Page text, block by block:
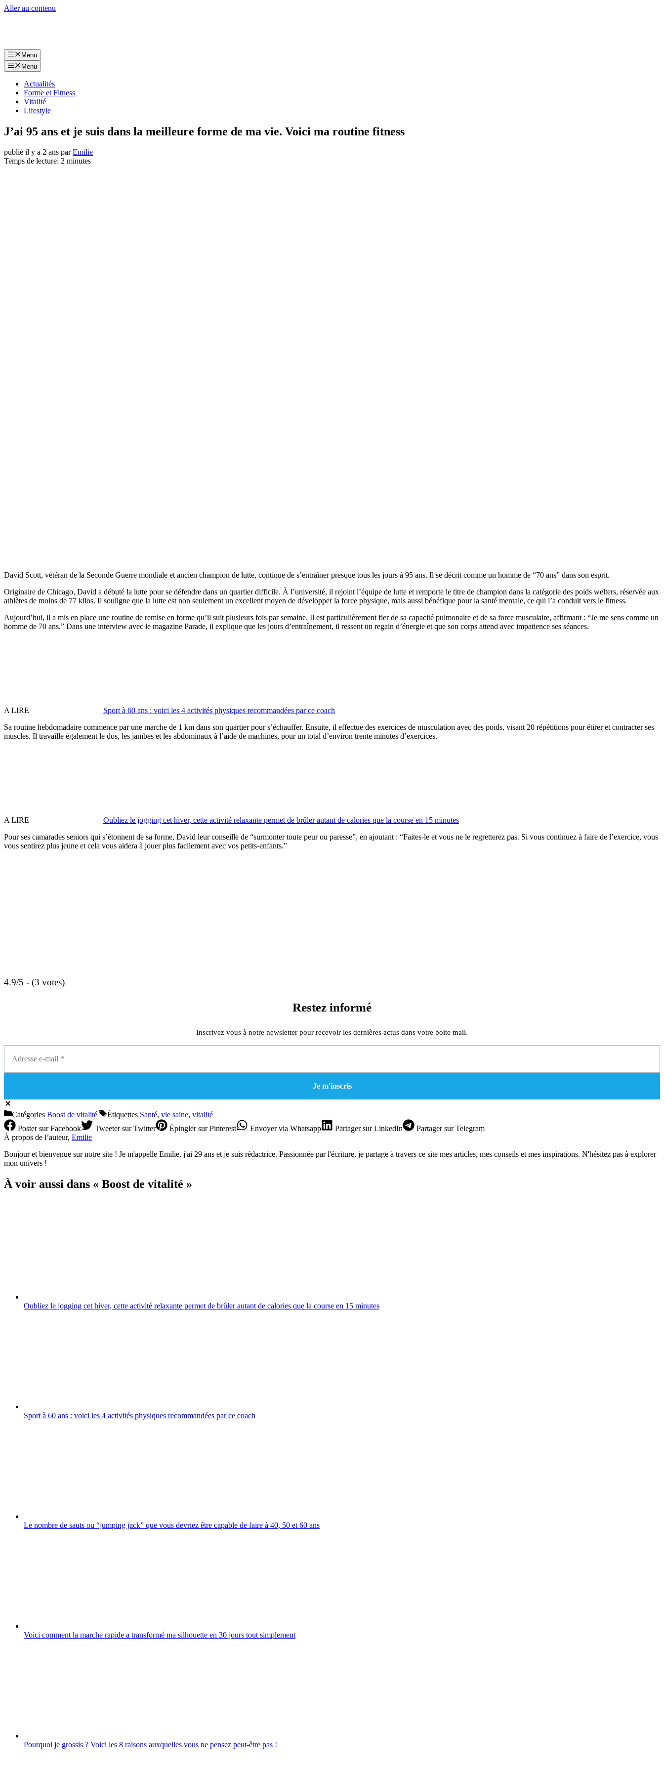
Aller au contenu
Menu
Menu
Actualités
Forme et Fitness
Vitalité
Lifestyle
J’ai 95 ans et je suis dans la meilleure forme de ma vie. Voici ma routine fitness
publié il y a 2 ans parEmilie
Temps de lecture: 2 minutes
David Scott, vétéran de la Seconde Guerre mondiale et ancien champion de lutte, continue de s’entraîner presque tous les jours à 95 ans. Il se décrit comme un homme de “70 ans” dans son esprit.
Originaire de Chicago, David a débuté la lutte pour se défendre dans un quartier difficile. À l’université, il rejoint l’équipe de lutte et remporte le titre de champion dans la catégorie des poids welters, réservée aux
athlètes de moins de 77 kilos. Il souligne que la lutte est non seulement un excellent moyen de développer la force physique, mais aussi bénéfique pour la santé mentale, ce qui l’a conduit vers le fitness.
Aujourd’hui, il a mis en place une routine de remise en forme qu’il suit plusieurs fois par semaine. Il est particulièrement fier de sa capacité pulmonaire et de sa force musculaire, affirmant : “Je me sens comme un
homme de 70 ans.” Dans une interview avec le magazine Parade, il explique que les jours d’entraînement, il ressent un regain d’énergie et que son corps attend avec impatience ses séances.
A LIRE
Sport à 60 ans : voici les 4 activités physiques recommandées par ce coach
Sa routine hebdomadaire commence par une marche de 1 km dans son quartier pour s’échauffer. Ensuite, il effectue des exercices de musculation avec des poids, visant 20 répétitions pour étirer et contracter ses
muscles. Il travaille également le dos, les jambes et les abdominaux à l’aide de machines, pour un total d’environ trente minutes d’exercices.
A LIRE
Oubliez le jogging cet hiver, cette activité relaxante permet de brûler autant de calories que la course en 15 minutes
Pour ses camarades seniors qui s’étonnent de sa forme, David leur conseille de “surmonter toute peur ou paresse”, en ajoutant : “Faites-le et vous ne le regretterez pas. Si vous continuez à faire de l’exercice, vous
vous sentirez plus jeune et cela vous aidera à jouer plus facilement avec vos petits-enfants.”
4.9/5 - (3 votes)
Restez informé
Inscrivez vous à notre newsletter pour recevoir les dernières actus dans votre boite mail.
Catégories Boost de vitalité Étiquettes Santé, vie saine, vitalité
Postersur Facebook Tweetersur Twitter Épinglersur Pinterest Envoyervia Whatsapp Partagersur LinkedIn Partagersur Telegram
À propos de l’auteur, Emilie
Bonjour et bienvenue sur notre site ! Je m'appelle Emilie, j'ai 29 ans et je suis rédactrice. Passionnée par l'écriture, je partage à travers ce site mes articles, mes conseils et mes inspirations. N'hésitez pas à explorer
mon univers !
À voir aussi dans « Boost de vitalité »
Oubliez le jogging cet hiver, cette activité relaxante permet de brûler autant de calories que la course en 15 minutes
Sport à 60 ans : voici les 4 activités physiques recommandées par ce coach
Le nombre de sauts ou “jumping jack” que vous devriez être capable de faire à 40, 50 et 60 ans
Voici comment la marche rapide a transformé ma silhouette en 30 jours tout simplement
Pourquoi je grossis ? Voici les 8 raisons auxquelles vous ne pensez peut-être pas !